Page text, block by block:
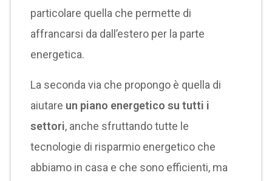
particolare quella che permette di
affrancarsi da dall’estero per la parte
energetica.
La seconda via che propongo è quella di
aiutare un piano energetico su tutti i
settori, anche sfruttando tutte le
tecnologie di risparmio energetico che
abbiamo in casa e che sono efficienti, ma